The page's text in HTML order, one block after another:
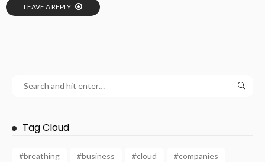
LEAVE A REPLY
Tag Cloud
#breathing #business #cloud
#companies